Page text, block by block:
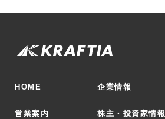
HOME 企業情報
営業案内 株主・投資家情報